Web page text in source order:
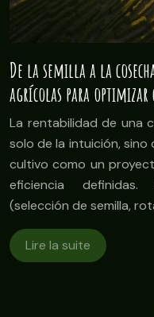
De la semilla a la
agrícolas para
La rentabilidad de una
solo de la intuición,
cultivo como un
eficiencia
(selección de semilla,
Lire la suite